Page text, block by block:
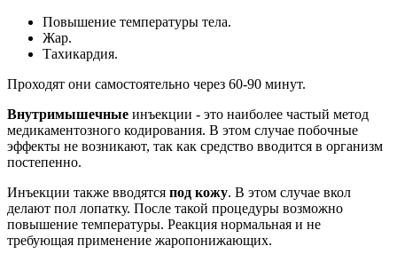
Повышение температуры тела.
Жар.
Тахикардия.
Проходят они самостоятельно через 60-90 минут.
Внутримышечные инъекции - это наиболее частый метод
медикаментозного кодирования. В этом случае побочные
эффекты не возникают, так как средство вводится в организм
постепенно.
Инъекции также вводятся под кожу. В этом случае вкол
делают пол лопатку. После такой процедуры возможно
повышение температуры. Реакция нормальная и не
требующая применение жаропонижающих.